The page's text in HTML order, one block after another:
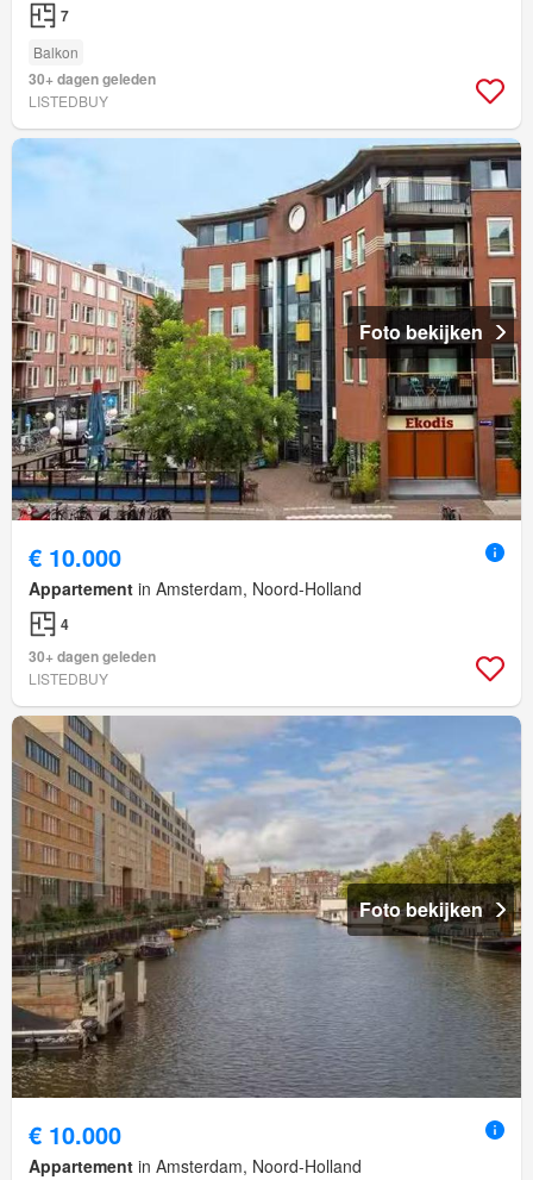
7
Balkon
30+ dagen geleden
LISTEDBUY
Foto bekijken
€ 10.000
Appartement in Amsterdam, Noord-Holland
4
30+ dagen geleden
LISTEDBUY
Foto bekijken
€ 10.000
Appartement in Amsterdam, Noord-Holland